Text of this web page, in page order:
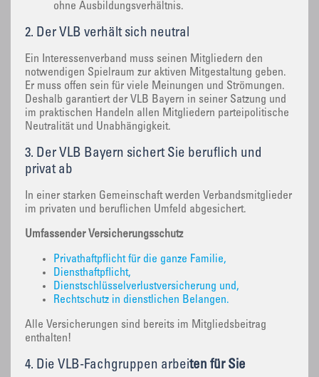
ohne Ausbildungsverhältnis.
2. Der VLB verhält sich neutral
Ein Interessenverband muss seinen Mitgliedern den
notwendigen Spielraum zur aktiven Mitgestaltung geben.
Er muss offen sein für viele Meinungen und Strömungen.
Deshalb garantiert der VLB Bayern in seiner Satzung und
im praktischen Handeln allen Mitgliedern parteipolitische
Neutralität und Unabhängigkeit.
3. Der VLB Bayern sichert Sie beruflich und
privat ab
In einer starken Gemeinschaft werden Verbandsmitglieder
im privaten und beruflichen Umfeld abgesichert.
Umfassender Versicherungsschutz
Privathaftpflicht für die ganze Familie,
Diensthaftpflicht,
Dienstschlüsselverlustversicherung und,
Rechtschutz in dienstlichen Belangen.
Alle Versicherungen sind bereits im Mitgliedsbeitrag
enthalten!
4. Die VLB-Fachgruppen arbeiten für Sie